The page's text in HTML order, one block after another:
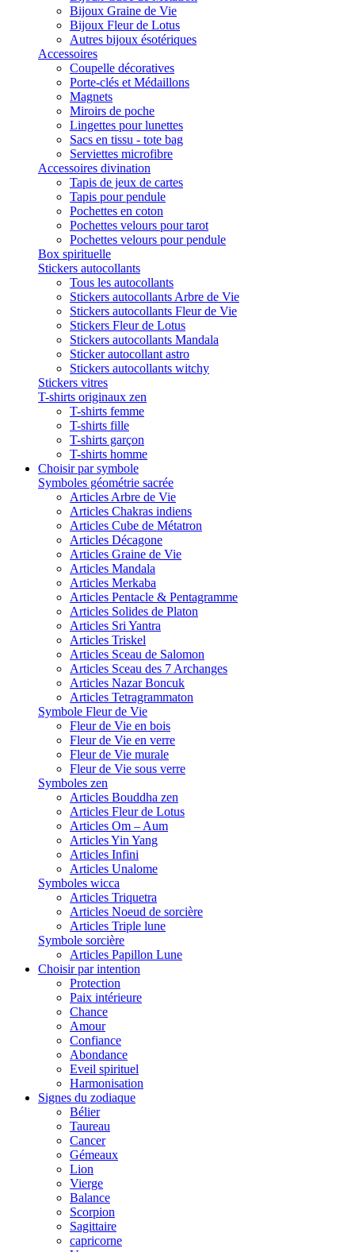
Bijoux Graine de Vie
Bijoux Fleur de Lotus
Autres bijoux ésotériques
Accessoires
Coupelle décoratives
Porte-clés et Médaillons
Magnets
Miroirs de poche
Lingettes pour lunettes
Sacs en tissu - tote bag
Serviettes microfibre
Accessoires divination
Tapis de jeux de cartes
Tapis pour pendule
Pochettes en coton
Pochettes velours pour tarot
Pochettes velours pour pendule
Box spirituelle
Stickers autocollants
Tous les autocollants
Stickers autocollants Arbre de Vie
Stickers autocollants Fleur de Vie
Stickers Fleur de Lotus
Stickers autocollants Mandala
Sticker autocollant astro
Stickers autocollants witchy
Stickers vitres
T-shirts originaux zen
T-shirts femme
T-shirts fille
T-shirts garçon
T-shirts homme
Choisir par symbole
Symboles géométrie sacrée
Articles Arbre de Vie
Articles Chakras indiens
Articles Cube de Métatron
Articles Décagone
Articles Graine de Vie
Articles Mandala
Articles Merkaba
Articles Pentacle & Pentagramme
Articles Solides de Platon
Articles Sri Yantra
Articles Triskel
Articles Sceau de Salomon
Articles Sceau des 7 Archanges
Articles Nazar Boncuk
Articles Tetragrammaton
Symbole Fleur de Vie
Fleur de Vie en bois
Fleur de Vie en verre
Fleur de Vie murale
Fleur de Vie sous verre
Symboles zen
Articles Bouddha zen
Articles Fleur de Lotus
Articles Om – Aum
Articles Yin Yang
Articles Infini
Articles Unalome
Symboles wicca
Articles Triquetra
Articles Noeud de sorcière
Articles Triple lune
Symbole sorcière
Articles Papillon Lune
Choisir par intention
Protection
Paix intérieure
Chance
Amour
Confiance
Abondance
Eveil spirituel
Harmonisation
Signes du zodiaque
Bélier
Taureau
Cancer
Gémeaux
Lion
Vierge
Balance
Scorpion
Sagittaire
capricorne